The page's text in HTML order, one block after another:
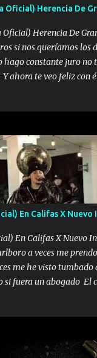
labios besándome yo
con otra yo quiero
te pido que seas mi
de tenerte no ayuda
de ti dependiente la
sabes que nunca
Oficial) Herencia De
Oficial) Herencia De
si nos queríamos los
hago constante juro no
ahora te veo feliz con
pasar me perderé en la
no fui el final feliz el
sabiendo que moría
embriagamos Quién
a lo mejor no lloró pero
En Califas X
En Califas X Nuevo
a veces me
me he visto tumbado
si fuera un abogado El
verte subir de level
sombrero a veces me